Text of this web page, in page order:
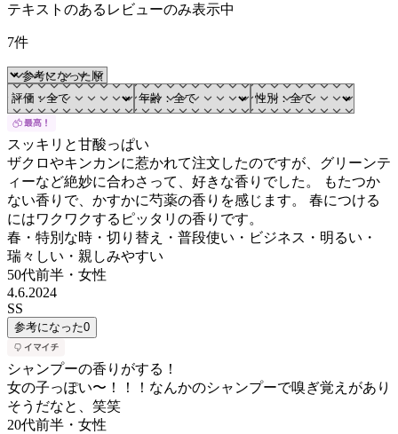
テキストのあるレビューのみ表示中
7件
スッキリと甘酸っぱい
ザクロやキンカンに惹かれて注文したのですが、グリーンテ
ィーなど絶妙に合わさって、好きな香りでした。 もたつか
ない香りで、かすかに芍薬の香りを感じます。 春につける
にはワクワクするピッタリの香りです。
春・特別な時・切り替え・普段使い・ビジネス・明るい・
瑞々しい・親しみやすい
50代前半 ・ 女性
4.6.2024
SS
参考になった0
シャンプーの香りがする！
女の子っぽい〜！！！なんかのシャンプーで嗅ぎ覚えがあり
そうだなと、笑笑
20代前半 ・ 女性